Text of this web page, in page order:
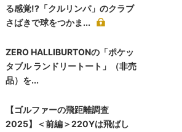
る感覚!?「クルリンパ」のクラブ
さばきで球をつかま...
ZERO HALLIBURTONの「ポケッ
タブル ランドリートート」（非売
品）を...
【ゴルファーの飛距離調査
2025】＜前編＞220Yは飛ばし